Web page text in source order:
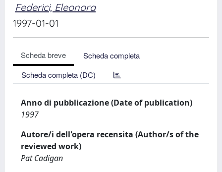
Federici, Eleonora
1997-01-01
Scheda breve
Scheda completa
Scheda completa (DC)
Anno di pubblicazione (Date of publication)
1997
Autore/i dell'opera recensita (Author/s of the
reviewed work)
Pat Cadigan